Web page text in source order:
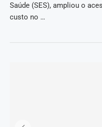
Saúde (SES), ampliou o
custo no …